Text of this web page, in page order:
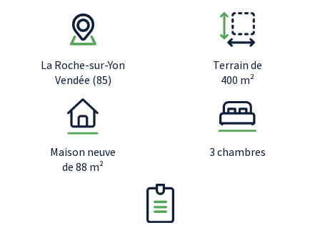
La Roche-sur-Yon
Vendée (85)
Terrain de
400 m²
Maison neuve
de 88 m²
3 chambres